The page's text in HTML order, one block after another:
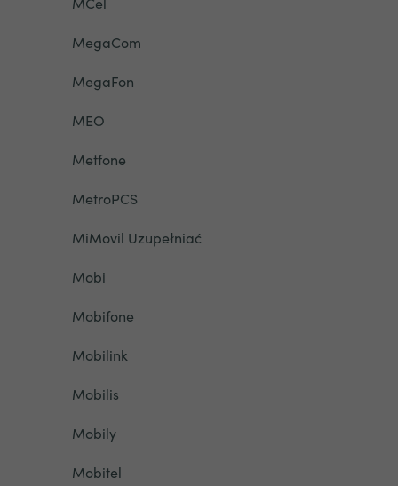
MegaCom
MegaFon
MEO
Metfone
MetroPCS
MiMovil Uzupełniać
Mobi
Mobifone
Mobilink
Mobilis
Mobily
Mobitel